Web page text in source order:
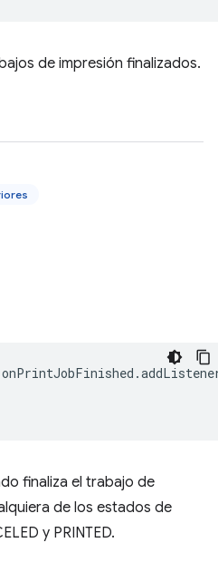
de impresión finalizados.
onPrintJobFinished .
finaliza el trabajo de
de los estados de
y PRINTED.